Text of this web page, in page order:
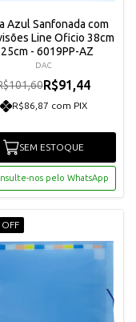
Azul Sanfonada com
Line Oficio 38cm
- 6019PP-AZ
DAC
R$91,44
R$86,87 com PIX
SEM ESTOQUE
nos pelo WhatsApp